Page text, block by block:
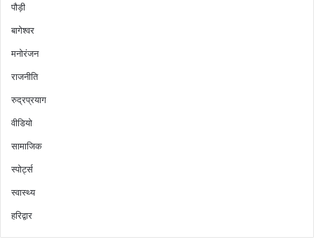
पौड़ी
बागेश्वर
मनोरंजन
राजनीति
रुद्रप्रयाग
वीडियो
सामाजिक
स्पोर्ट्स
स्वास्थ्य
हरिद्वार